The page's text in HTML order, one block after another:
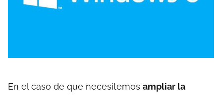
En el caso de que necesitemos ampliar la